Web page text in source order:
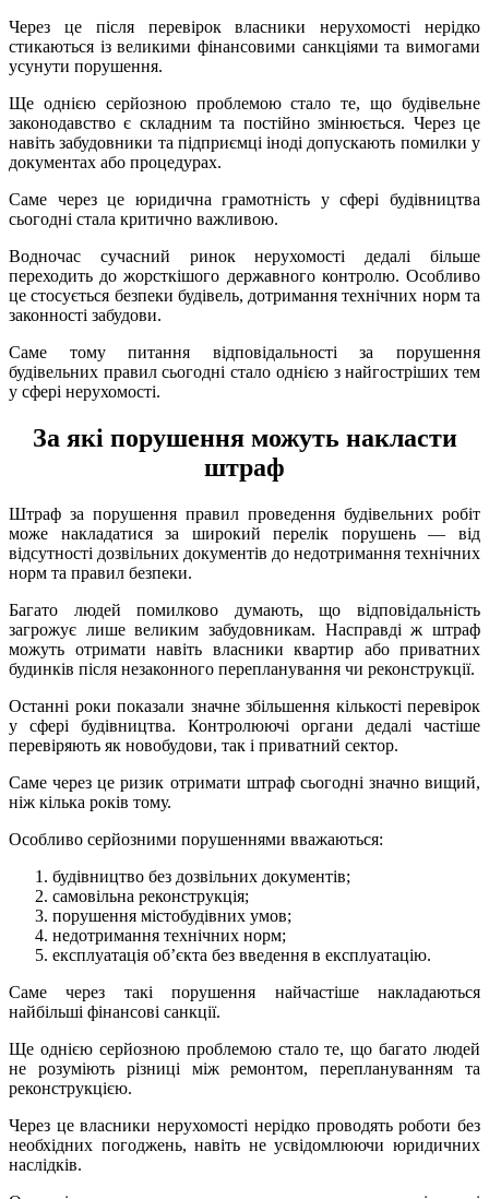
Через це після перевірок власники нерухомості нерідко
стикаються із великими фінансовими санкціями та вимогами
усунути порушення.
Ще однією серйозною проблемою стало те, що будівельне
законодавство є складним та постійно змінюється. Через це
навіть забудовники та підприємці іноді допускають помилки у
документах або процедурах.
Саме через це юридична грамотність у сфері будівництва
сьогодні стала критично важливою.
Водночас сучасний ринок нерухомості дедалі більше
переходить до жорсткішого державного контролю. Особливо
це стосується безпеки будівель, дотримання технічних норм та
законності забудови.
Саме тому питання відповідальності за порушення
будівельних правил сьогодні стало однією з найгостріших тем
у сфері нерухомості.
За які порушення можуть накласти
штраф
Штраф за порушення правил проведення будівельних робіт
може накладатися за широкий перелік порушень — від
відсутності дозвільних документів до недотримання технічних
норм та правил безпеки.
Багато людей помилково думають, що відповідальність
загрожує лише великим забудовникам. Насправді ж штраф
можуть отримати навіть власники квартир або приватних
будинків після незаконного перепланування чи реконструкції.
Останні роки показали значне збільшення кількості перевірок
у сфері будівництва. Контролюючі органи дедалі частіше
перевіряють як новобудови, так і приватний сектор.
Саме через це ризик отримати штраф сьогодні значно вищий,
ніж кілька років тому.
Особливо серйозними порушеннями вважаються:
будівництво без дозвільних документів;
самовільна реконструкція;
порушення містобудівних умов;
недотримання технічних норм;
експлуатація об’єкта без введення в експлуатацію.
Саме через такі порушення найчастіше накладаються
найбільші фінансові санкції.
Ще однією серйозною проблемою стало те, що багато людей
не розуміють різниці між ремонтом, переплануванням та
реконструкцією.
Через це власники нерухомості нерідко проводять роботи без
необхідних погоджень, навіть не усвідомлюючи юридичних
наслідків.